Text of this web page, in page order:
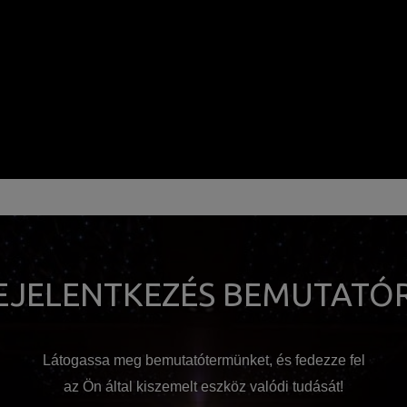
Látogassa meg bemutatótermünket, és fedezze fel
az Ön által kiszemelt eszköz valódi tudását!